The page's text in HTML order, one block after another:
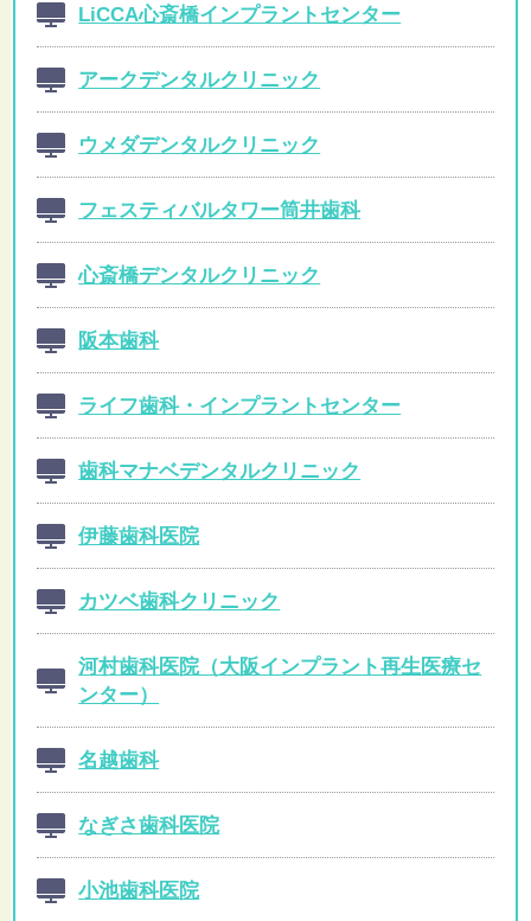
LiCCA心斎橋インプラントセンター
アークデンタルクリニック
ウメダデンタルクリニック
フェスティバルタワー筒井歯科
心斎橋デンタルクリニック
阪本歯科
ライフ歯科・インプラントセンター
歯科マナベデンタルクリニック
伊藤歯科医院
カツベ歯科クリニック
河村歯科医院（大阪インプラント再生医療セ
ンター）
名越歯科
なぎさ歯科医院
小池歯科医院